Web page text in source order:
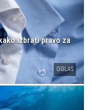
izbrati pravo za
OGLAS